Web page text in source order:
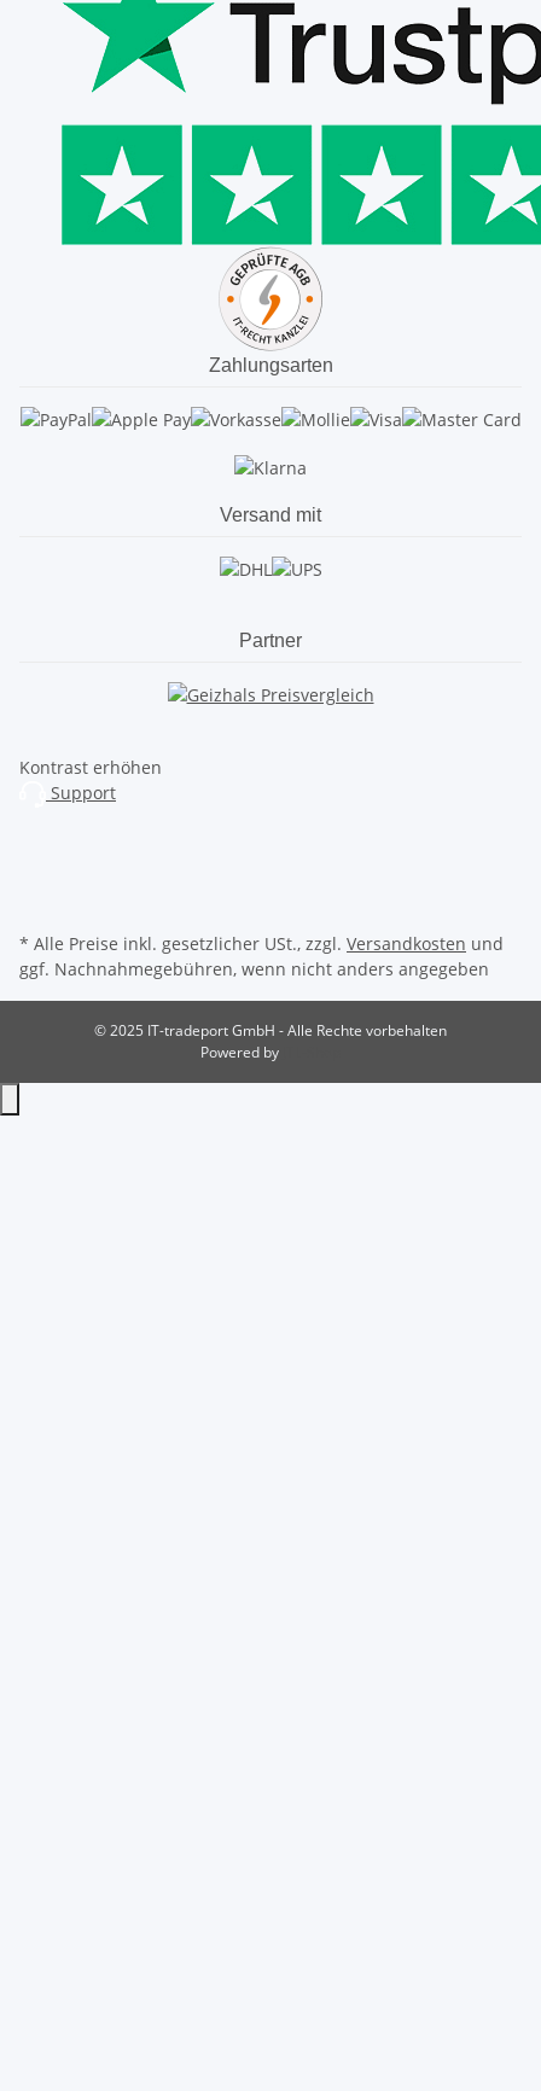
Zahlungsarten
Versand mit
Partner
Kontrast erhöhen
Support
* Alle Preise inkl. gesetzlicher USt., zzgl. Versandkosten und
ggf. Nachnahmegebühren, wenn nicht anders angegeben
© 2025 IT-tradeport GmbH - Alle Rechte vorbehalten
Powered by